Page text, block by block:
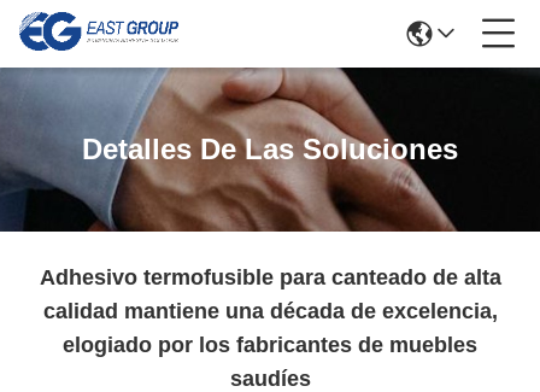
Detalles De Las Soluciones
Adhesivo termofusible para canteado de alta
calidad mantiene una década de excelencia,
elogiado por los fabricantes de muebles
saudíes